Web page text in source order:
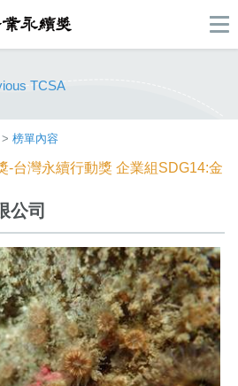
TCSA
> 榜單內容
-台灣永續行動獎 企業組SDG14:金
公司